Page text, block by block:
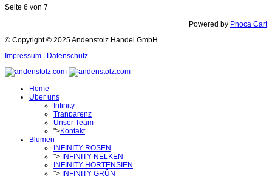
Seite 6 von 7
Powered by Phoca Cart
© Copyright © 2025 Andenstolz Handel GmbH
Impressum
Datenschutz
Home
Über uns
Infinity
Tranparenz
Unser Team
">Kontakt
Blumen
INFINITY ROSEN
"> INFINITY NELKEN
INFINITY HORTENSIEN
"> INFINITY GRÜN